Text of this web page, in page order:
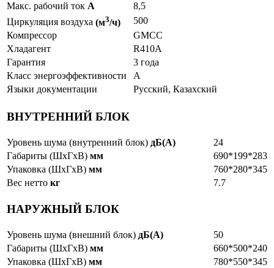
Макс. рабочий ток А
8,5
Циркуляция воздуха (м3/ч)
500
Компрессор
GMCC
Хладагент
R410A
Гарантия
3 года
Класс энергоэффективности
A
Языки документации
Русский, Казахский
ВНУТРЕННИЙ БЛОК
Уровень шума (внутренний блок) дБ(А)
24
Габариты (ШxГxВ) мм
690*199*283
Упаковка (ШxГxВ) мм
760*280*345
Вес нетто кг 7.7
НАРУЖНЫЙ БЛОК
Уровень шума (внешний блок) дБ(А)
50
Габариты (ШxГxВ) мм
660*500*240
Упаковка (ШxГxВ) мм
780*550*345